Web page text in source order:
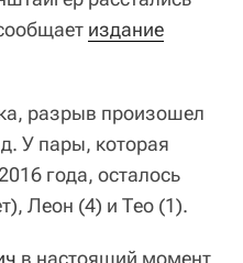
издание
разрыв произошел
У пары, которая
года, осталось
Леон (4) и Тео (1).
в настоящий момент